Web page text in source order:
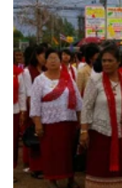
**ปรียนันท์ ล้อเส
คุณแม่คนหนึ่งซึ่งรั
ลืมตาดูโลก แต่เนื่